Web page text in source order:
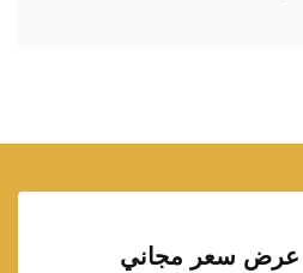
عرض سعر مجاني